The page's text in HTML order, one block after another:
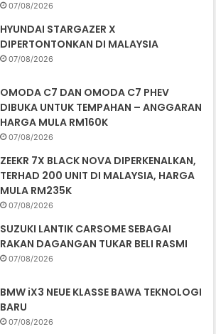
07/08/2026
HYUNDAI STARGAZER X
DIPERTONTONKAN DI MALAYSIA
07/08/2026
OMODA C7 DAN OMODA C7 PHEV
DIBUKA UNTUK TEMPAHAN – ANGGARAN
HARGA MULA RM160K
07/08/2026
ZEEKR 7X BLACK NOVA DIPERKENALKAN,
TERHAD 200 UNIT DI MALAYSIA, HARGA
MULA RM235K
07/08/2026
SUZUKI LANTIK CARSOME SEBAGAI
RAKAN DAGANGAN TUKAR BELI RASMI
07/08/2026
BMW iX3 NEUE KLASSE BAWA TEKNOLOGI
BARU
07/08/2026